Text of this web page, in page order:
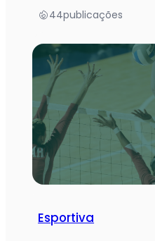
44publicações
Esportiva